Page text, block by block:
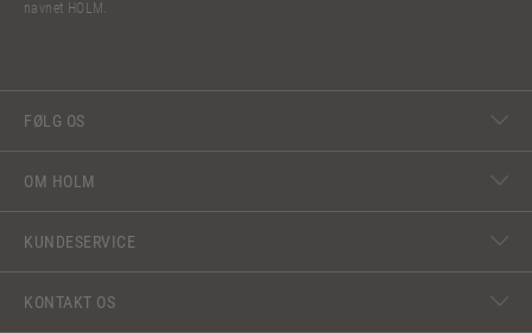
navnet HOLM.
FØLG OS
OM HOLM
KUNDESERVICE
KONTAKT OS